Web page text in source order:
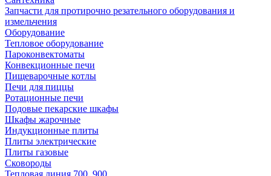
Запчасти для протирочно резательного оборудования и
измельчения
Оборудование
Тепловое оборудование
Пароконвектоматы
Конвекционные печи
Пищеварочные котлы
Печи для пиццы
Ротационные печи
Подовые пекарские шкафы
Шкафы жарочные
Индукционные плиты
Плиты электрические
Плиты газовые
Сковороды
Тепловая линия 700, 900